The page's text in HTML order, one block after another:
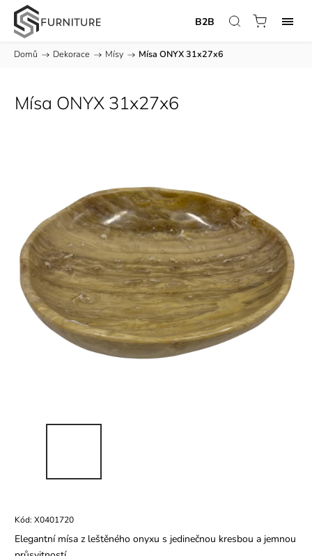
B2B
Domů / Dekorace / Mísy / Mísa ONYX 31x27x6
Mísa ONYX 31x27x6
Kód: X0401720
Elegantní mísa z leštěného onyxu s jedinečnou kresbou a jemnou